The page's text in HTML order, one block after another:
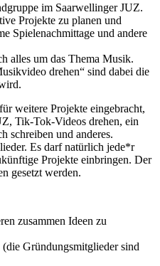
im Saarwellinger JUZ.
Projekte zu planen und
Spielenachmittage und andere
alles um das Thema Musik.
drehen“ sind dabei die
weitere Projekte eingebracht,
Tik-Tok-Videos drehen, ein
schreiben und anderes.
Es darf natürlich jede*r
Projekte einbringen. Der
gesetzt werden.
zusammen Ideen zu
(die Gründungsmitglieder sind